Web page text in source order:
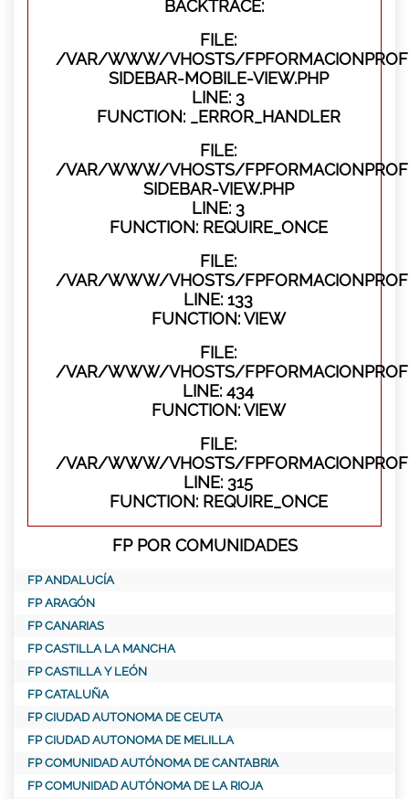
BACKTRACE:
FILE:
/VAR/WWW/VHOSTS/
SIDEBAR-MOBILE-VIEW.PHP
LINE: 3
FUNCTION: _ERROR_HANDLER
FILE:
/VAR/WWW/VHOSTS/
SIDEBAR-VIEW.PHP
LINE: 3
FUNCTION: REQUIRE_ONCE
FILE:
/VAR/WWW/VHOSTS/
LINE: 133
FUNCTION: VIEW
FILE:
/VAR/WWW/VHOSTS/
LINE: 434
FUNCTION: VIEW
FILE:
/VAR/WWW/VHOSTS/
LINE: 315
FUNCTION: REQUIRE_ONCE
FP POR COMUNIDADES
FP ANDALUCÍA
FP ARAGÓN
FP CANARIAS
FP CASTILLA LA MANCHA
FP CASTILLA Y LEÓN
FP CATALUÑA
FP CIUDAD AUTONOMA DE CEUTA
FP CIUDAD AUTONOMA DE MELILLA
FP COMUNIDAD AUTÓNOMA DE CANTABRIA
FP COMUNIDAD AUTÓNOMA DE LA RIOJA